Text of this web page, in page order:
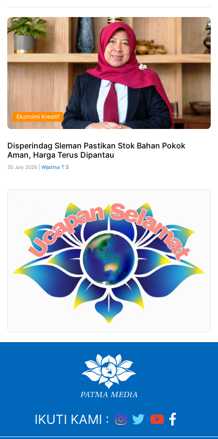
Ekonomi Kreatif
Disperindag Sleman Pastikan Stok Bahan Pokok
Aman, Harga Terus Dipantau
30 July 2026 | Wijatma T S
IKUTI KAMI :